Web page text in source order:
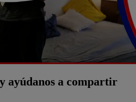
ayúdanos a compartir